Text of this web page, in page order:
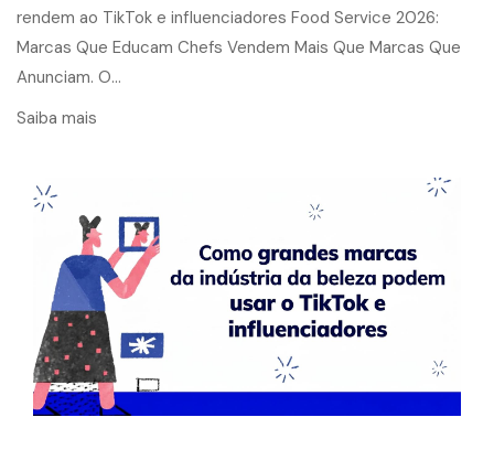
rendem ao TikTok e influenciadores Food Service 2026:
Marcas Que Educam Chefs Vendem Mais Que Marcas Que
Anunciam. O…
Saiba mais